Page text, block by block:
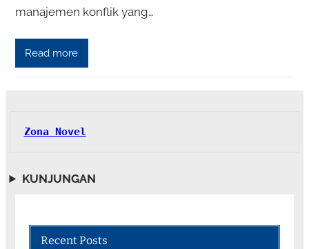
manajemen konflik yang…
Read more
Zona Novel
KUNJUNGAN
Recent Posts